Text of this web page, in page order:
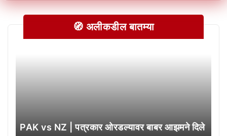
🧭 अलीकडील बातम्या
PAK vs NZ | पत्रकार ओरडल्यावर बाबर आझमने दिले